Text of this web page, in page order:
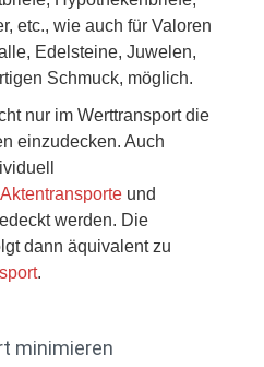
etc., wie auch für Valoren
Edelsteine, Juwelen,
Schmuck, möglich.
nur im Werttransport die
einzudecken. Auch
Aktentransporte und
werden. Die
dann äquivalent zu
.
minimieren